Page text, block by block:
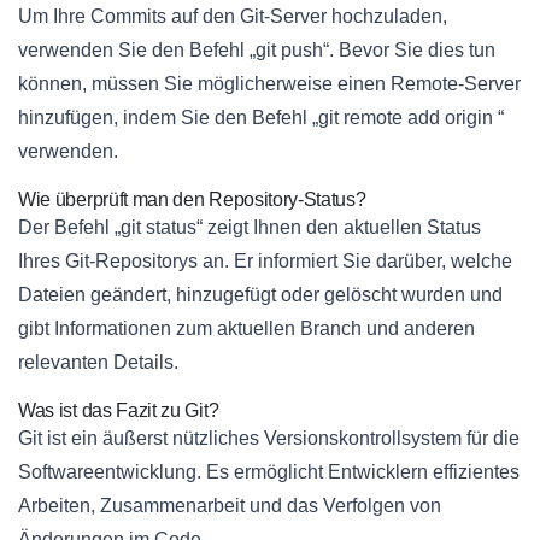
Um Ihre Commits auf den Git-Server hochzuladen,
verwenden Sie den Befehl „git push“. Bevor Sie dies tun
können, müssen Sie möglicherweise einen Remote-Server
hinzufügen, indem Sie den Befehl „git remote add origin “
verwenden.
Wie überprüft man den Repository-Status?
Der Befehl „git status“ zeigt Ihnen den aktuellen Status
Ihres Git-Repositorys an. Er informiert Sie darüber, welche
Dateien geändert, hinzugefügt oder gelöscht wurden und
gibt Informationen zum aktuellen Branch und anderen
relevanten Details.
Was ist das Fazit zu Git?
Git ist ein äußerst nützliches Versionskontrollsystem für die
Softwareentwicklung. Es ermöglicht Entwicklern effizientes
Arbeiten, Zusammenarbeit und das Verfolgen von